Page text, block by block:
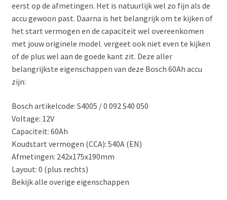
eerst op de afmetingen. Het is natuurlijk wel zo fijn als de
accu gewoon past. Daarna is het belangrijk om te kijken of
het start vermogen en de capaciteit wel overeenkomen
met jouw originele model. vergeet ook niet even te kijken
of de plus wel aan de goede kant zit. Deze aller
belangrijkste eigenschappen van deze Bosch 60Ah accu
zijn:
Bosch artikelcode: S4005 / 0 092 S40 050
Voltage: 12V
Capaciteit: 60Ah
Koudstart vermogen (CCA): 540A (EN)
Afmetingen: 242x175x190mm
Layout: 0 (plus rechts)
Bekijk alle overige eigenschappen